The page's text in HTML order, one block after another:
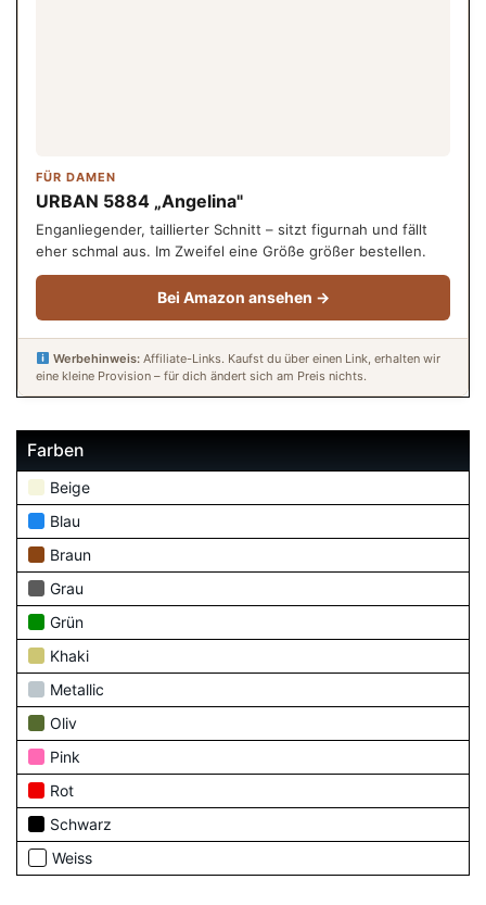
FÜR DAMEN
URBAN 5884 „Angelina"
Enganliegender, taillierter Schnitt – sitzt figurnah und fällt
eher schmal aus. Im Zweifel eine Größe größer bestellen.
Bei Amazon ansehen →
Werbehinweis:Affiliate-Links. Kaufst du über einen Link, erhalten wir
eine kleine Provision – für dich ändert sich am Preis nichts.
Farben
Beige
Blau
Braun
Grau
Grün
Khaki
Metallic
Oliv
Pink
Rot
Schwarz
Weiss